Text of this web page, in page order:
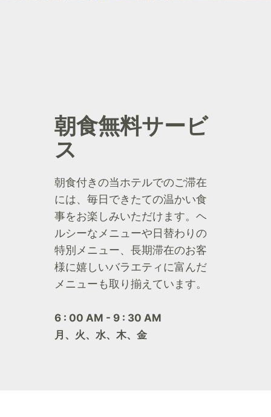
朝食無料サービ
ス
朝食付きの当ホテルでのご滞在
には、毎日できたての温かい食
事をお楽しみいただけます。ヘ
ルシーなメニューや日替わりの
特別メニュー、長期滞在のお客
様に嬉しいバラエティに富んだ
メニューも取り揃えています。
6 : 00 AM - 9 : 30 AM
月、火、水、木、金